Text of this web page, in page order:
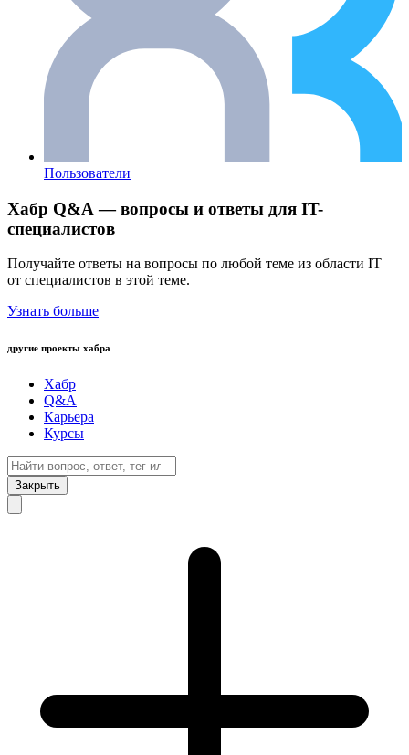
Пользователи
Хабр Q&A — вопросы и ответы для IT-
специалистов
Получайте ответы на вопросы по любой теме из области IT
от специалистов в этой теме.
Узнать больше
другие проекты хабра
Хабр
Q&A
Карьера
Курсы
Закрыть